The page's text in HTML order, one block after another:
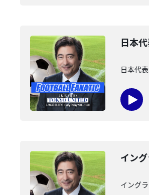
日本
日本代
イン
イング